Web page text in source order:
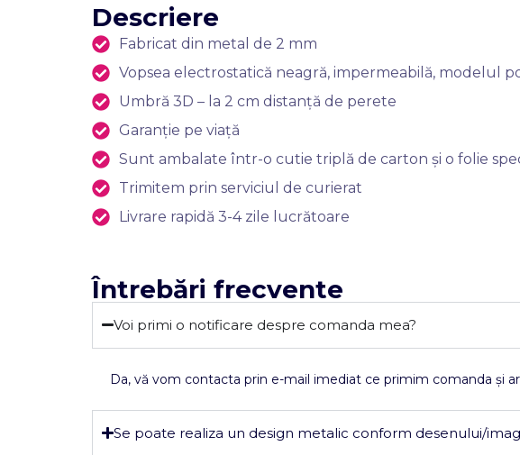
Descriere
Fabricat din metal de 2 mm
Vopsea electrostatică neagră, impermeabilă, modelul
Umbră 3D – la 2 cm distanță de perete
Garanție pe viață
Sunt ambalate într-o cutie triplă de carton și o folie
Trimitem prin serviciul de curierat
Livrare rapidă 3-4 zile lucrătoare
Întrebări frecvente
Voi primi o notificare despre comanda mea?
Da, vă vom contacta prin e-mail imediat ce primim comanda și
Se poate realiza un design metalic conform desenului/